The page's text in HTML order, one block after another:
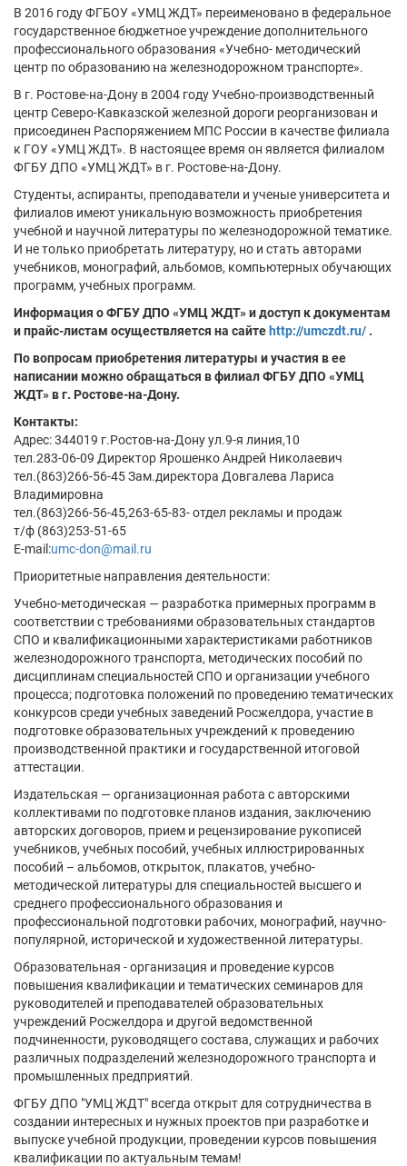
В 2016 году ФГБОУ «УМЦ ЖДТ» переименовано в федеральное
государственное бюджетное учреждение дополнительного
профессионального образования «Учебно- методический
центр по образованию на железнодорожном транспорте».
В г. Ростове-на-Дону в 2004 году Учебно-производственный
центр Северо-Кавказской железной дороги реорганизован и
присоединен Распоряжением МПС России в качестве филиала
к ГОУ «УМЦ ЖДТ». В настоящее время он является филиалом
ФГБУ ДПО «УМЦ ЖДТ» в г. Ростове-на-Дону.
Студенты, аспиранты, преподаватели и ученые университета и
филиалов имеют уникальную возможность приобретения
учебной и научной литературы по железнодорожной тематике.
И не только приобретать литературу, но и стать авторами
учебников, монографий, альбомов, компьютерных обучающих
программ, учебных программ.
Информация о ФГБУ ДПО «УМЦ ЖДТ» и доступ к документам
и прайс-листам осуществляется на сайте http://umczdt.ru/ .
По вопросам приобретения литературы и участия в ее
написании можно обращаться в филиал ФГБУ ДПО «УМЦ
ЖДТ» в г. Ростове-на-Дону.
Контакты:
Адрес: 344019 г.Ростов-на-Дону ул.9-я линия,10
тел.283-06-09 Директор Ярошенко Андрей Николаевич
тел.(863)266-56-45 Зам.директора Довгалева Лариса
Владимировна
тел.(863)266-56-45,263-65-83- отдел рекламы и продаж
т/ф (863)253-51-65
E-mail:umc-don@mail.ru
Приоритетные направления деятельности:
Учебно-методическая — разработка примерных программ в
соответствии с требованиями образовательных стандартов
СПО и квалификационными характеристиками работников
железнодорожного транспорта, методических пособий по
дисциплинам специальностей СПО и организации учебного
процесса; подготовка положений по проведению тематических
конкурсов среди учебных заведений Росжелдора, участие в
подготовке образовательных учреждений к проведению
производственной практики и государственной итоговой
аттестации.
Издательская — организационная работа с авторскими
коллективами по подготовке планов издания, заключению
авторских договоров, прием и рецензирование рукописей
учебников, учебных пособий, учебных иллюстрированных
пособий – альбомов, открыток, плакатов, учебно-
методической литературы для специальностей высшего и
среднего профессионального образования и
профессиональной подготовки рабочих, монографий, научно-
популярной, исторической и художественной литературы.
Образовательная - организация и проведение курсов
повышения квалификации и тематических семинаров для
руководителей и преподавателей образовательных
учреждений Росжелдора и другой ведомственной
подчиненности, руководящего состава, служащих и рабочих
различных подразделений железнодорожного транспорта и
промышленных предприятий.
ФГБУ ДПО "УМЦ ЖДТ" всегда открыт для сотрудничества в
создании интересных и нужных проектов при разработке и
выпуске учебной продукции, проведении курсов повышения
квалификации по актуальным темам!